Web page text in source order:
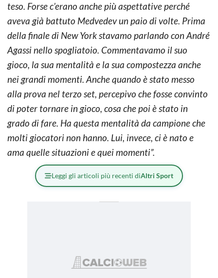
teso. Forse c’erano anche più aspettative perché
aveva già battuto Medvedev un paio di volte. Prima
della finale di New York stavamo parlando con André
Agassi nello spogliatoio. Commentavamo il suo
gioco, la sua mentalità e la sua compostezza anche
nei grandi momenti. Anche quando è stato messo
alla prova nel terzo set, percepivo che fosse convinto
di poter tornare in gioco, cosa che poi è stato in
grado di fare. Ha questa mentalità da campione che
molti giocatori non hanno. Lui, invece, ci è nato e
ama quelle situazioni e quei momenti”.
Leggi gli articoli più recenti diAltri Sport